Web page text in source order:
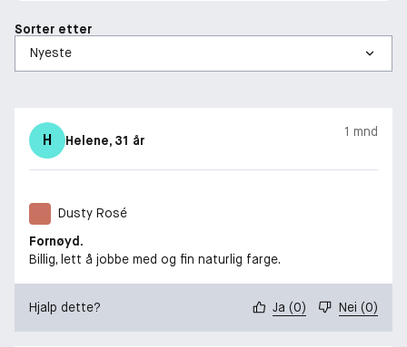
Sorter etter
H Helene, 31 år
1 mnd
Dusty Rosé
Fornøyd.
Billig, lett å jobbe med og fin naturlig farge.
Hjalp dette? Ja (0) Nei (0)